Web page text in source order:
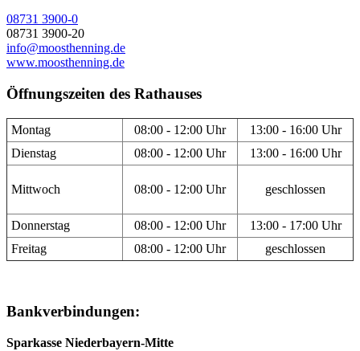
08731 3900-0
08731 3900-20
info@moosthenning.de
www.moosthenning.de
Öffnungszeiten des Rathauses
Montag 08:00 - 12:00 Uhr
13:00 - 16:00 Uhr
Dienstag
08:00 - 12:00 Uhr 13:00 - 16:00 Uhr
Mittwoch 08:00 - 12:00 Uhr geschlossen
Donnerstag 08:00 - 12:00 Uhr
13:00 - 17:00 Uhr
Freitag
08:00 - 12:00 Uhr geschlossen
Bankverbindungen:
Sparkasse Niederbayern-Mitte